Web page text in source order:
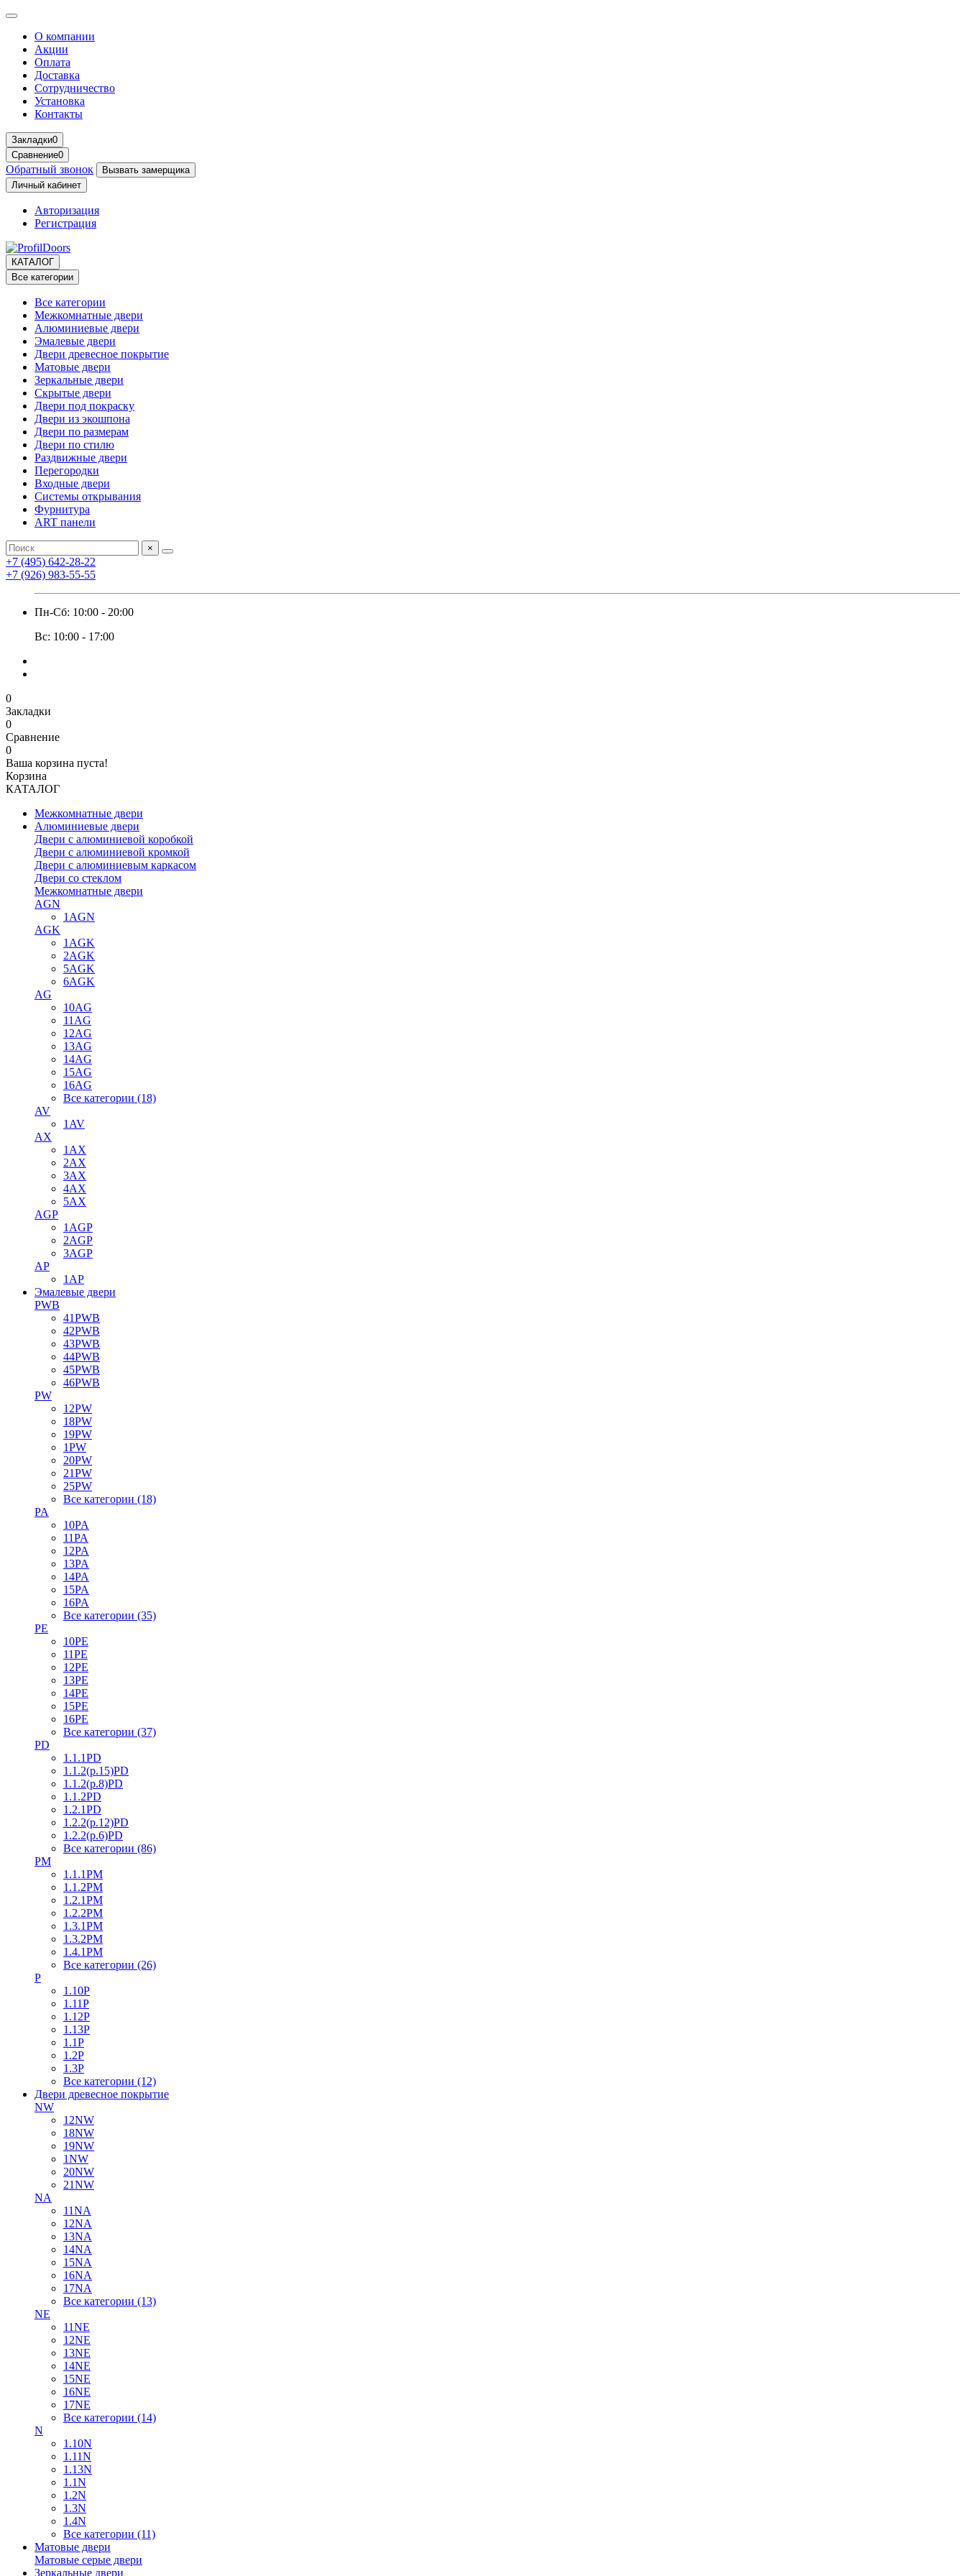
О компании
Акции
Оплата
Доставка
Сотрудничество
Установка
Контакты
Закладки0
Сравнение0
Обратный звонок
Вызвать замерщика
Личный кабинет
Авторизация
Регистрация
КАТАЛОГ
Все категории
Все категории
Межкомнатные двери
Алюминиевые двери
Эмалевые двери
Двери древесное покрытие
Матовые двери
Зеркальные двери
Скрытые двери
Двери под покраску
Двери из экошпона
Двери по размерам
Двери по стилю
Раздвижные двери
Перегородки
Входные двери
Системы открывания
Фурнитура
ART панели
×
+7 (495) 642-28-22
+7 (926) 983-55-55
Пн-Сб: 10:00 - 20:00
Вс: 10:00 - 17:00
0
Закладки
0
Сравнение
0
Ваша корзина пуста!
Корзина
КАТАЛОГ
Межкомнатные двери
Алюминиевые двери
Двери с алюминиевой коробкой
Двери с алюминиевой кромкой
Двери с алюминиевым каркасом
Двери со стеклом
Межкомнатные двери
AGN
1AGN
AGK
1AGK
2AGK
5AGK
6AGK
AG
10AG
11AG
12AG
13AG
14AG
15AG
16AG
Все категории (18)
AV
1AV
AX
1AX
2AX
3AX
4AX
5AX
AGP
1AGP
2AGP
3AGP
AP
1AP
Эмалевые двери
PWB
41PWB
42PWB
43PWB
44PWB
45PWB
46PWB
PW
12PW
18PW
19PW
1PW
20PW
21PW
25PW
Все категории (18)
PA
10PA
11PA
12PA
13PA
14PA
15PA
16PA
Все категории (35)
PE
10PE
11PE
12PE
13PE
14PE
15PE
16PE
Все категории (37)
PD
1.1.1PD
1.1.2(р.15)PD
1.1.2(р.8)PD
1.1.2PD
1.2.1PD
1.2.2(р.12)PD
1.2.2(р.6)PD
Все категории (86)
PM
1.1.1PM
1.1.2PM
1.2.1PM
1.2.2PM
1.3.1PM
1.3.2PM
1.4.1PM
Все категории (26)
P
1.10P
1.11P
1.12P
1.13P
1.1P
1.2P
1.3P
Все категории (12)
Двери древесное покрытие
NW
12NW
18NW
19NW
1NW
20NW
21NW
NA
11NA
12NA
13NA
14NA
15NA
16NA
17NA
Все категории (13)
NE
11NE
12NE
13NE
14NE
15NE
16NE
17NE
Все категории (14)
N
1.10N
1.11N
1.13N
1.1N
1.2N
1.3N
1.4N
Все категории (11)
Матовые двери
Матовые серые двери
Зеркальные двери